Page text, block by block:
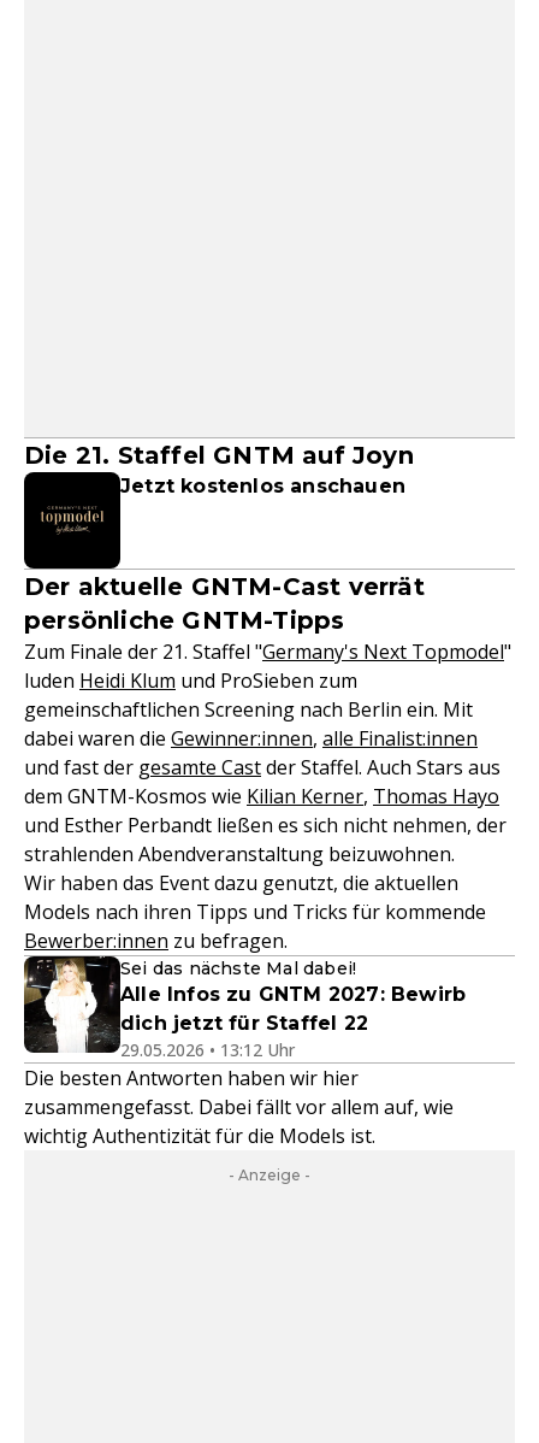
Die 21. Staffel GNTM auf Joyn
Jetzt kostenlos anschauen
Der aktuelle GNTM-Cast verrät
persönliche GNTM-Tipps
Zum Finale der 21. Staffel "Germany's Next Topmodel"
luden Heidi Klum und ProSieben zum
gemeinschaftlichen Screening nach Berlin ein. Mit
dabei waren die Gewinner:innen, alle Finalist:innen
und fast der gesamte Castder Staffel. Auch Stars aus
dem GNTM-Kosmos wie Kilian Kerner, Thomas Hayo
und Esther Perbandt ließen es sich nicht nehmen, der
strahlenden Abendveranstaltung beizuwohnen.
Wir haben das Event dazu genutzt, die aktuellen
Models nach ihren Tipps und Tricks für kommende
Bewerber:innen zu befragen.
Sei das nächste Mal dabei!
Alle Infos zu GNTM 2027: Bewirb
dich jetzt für Staffel 22
29.05.2026 • 13:12 Uhr
Die besten Antworten haben wir hier
zusammengefasst. Dabei fällt vor allem auf, wie
wichtig Authentizität für die Models ist.
- Anzeige -